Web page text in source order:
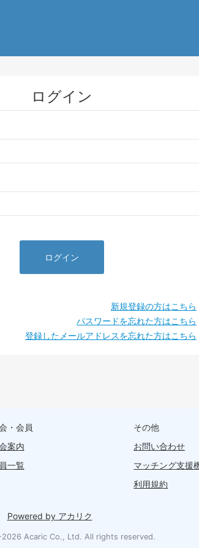
ログイン
ログイン
新規登録の方はこちら
パスワードを忘れた方はこちら
登録したメールアドレスを忘れた方はこちら
・会員
案内
一覧
その他
お問い合わせ
マッチング支援
利用規約
Powered by アカリク
Acaric Co., Ltd. All rights reserved.